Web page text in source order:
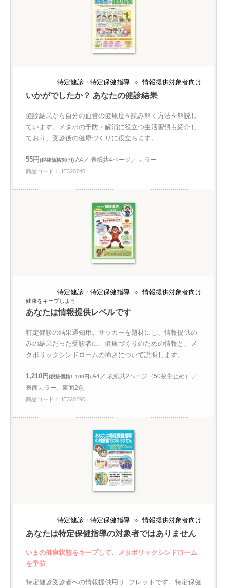
特定健診・特定保健指導 » 情報提供対象者向け
いかがでしたか？ あなたの健診結果
健診結果から自分の血管の健康度を読み解く方法を解説し
ています。メタボの予防・解消に役立つ生活習慣も紹介し
ており、受診後の健康づくりに役立ちます。
55円(税抜価格50円) A4／ 表紙共4ページ／ カラー
商品コード：HE320740
特定健診・特定保健指導 » 情報提供対象者向け
健康をキープしよう
あなたは情報提供レベルです
特定健診の結果通知用。サッカーを題材にし、情報提供の
みの結果だった受診者に、健康づくりのための情報と、メ
タボリックシンドロームの怖さについて説明します。
1,210円(税抜価格1,100円) A4／ 表紙共2ページ（50枚帯止め）／
表面カラー、裏面2色
商品コード：HE320290
特定健診・特定保健指導 » 情報提供対象者向け
あなたは特定保健指導の対象者ではありません
いまの健康状態をキープして、メタボリックシンドローム
を予防
特定健診受診者への情報提供用リ−フレットです。特定保健